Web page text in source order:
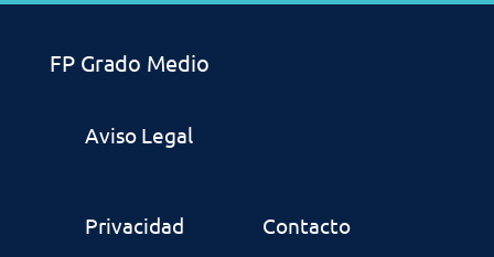
FP Grado Medio
Aviso Legal
Privacidad Contacto